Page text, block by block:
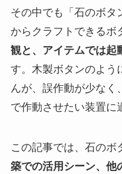
その中でも「石のボタ
からクラフトできるボ
観と、アイテムでは起
す。木製ボタンのよう
んが、誤作動が少なく
で作動させたい装置に
この記事では、石のボ
築での活用シーン、他